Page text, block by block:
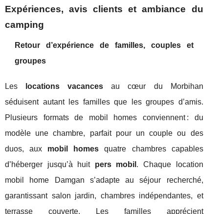
Expériences, avis clients et ambiance du
camping
Retour d’expérience de familles, couples et
groupes
Les locations vacances au cœur du Morbihan
séduisent autant les familles que les groupes d’amis.
Plusieurs formats de mobil homes conviennent : du
modèle une chambre, parfait pour un couple ou des
duos, aux mobil homes quatre chambres capables
d’héberger jusqu’à huit pers mobil . Chaque location
mobil home Damgan s’adapte au séjour recherché,
garantissant salon jardin, chambres indépendantes, et
terrasse couverte. Les familles apprécient